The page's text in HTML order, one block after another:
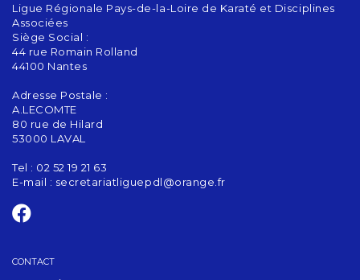
Ligue Régionale Pays-de-la-Loire de Karaté et Disciplines
Associées
Siège Social :
44 rue Romain Rolland
44100 Nantes
Adresse Postale :
A.LECOMTE
80 rue de Hilard
53000 LAVAL
Tel : 02 52 19 21 63
E-mail : secretariatliguepdl@orange.fr
CONTACT